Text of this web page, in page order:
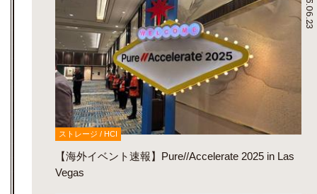
ストレージ / HCI
【海外イベント速報】Pure//Accelerate 2025 in Las
Vegas